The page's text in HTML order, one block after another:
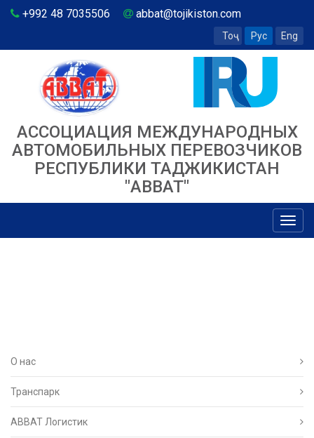
+992 48 7035506 abbat@tojikiston.com
Тоҷ Рус Eng
АССОЦИАЦИЯ МЕЖДУНАРОДНЫХ
АВТОМОБИЛЬНЫХ ПЕРЕВОЗЧИКОВ
РЕСПУБЛИКИ ТАДЖИКИСТАН
"ABBAT"
О нас
Транспарк
ABBAT Логистик